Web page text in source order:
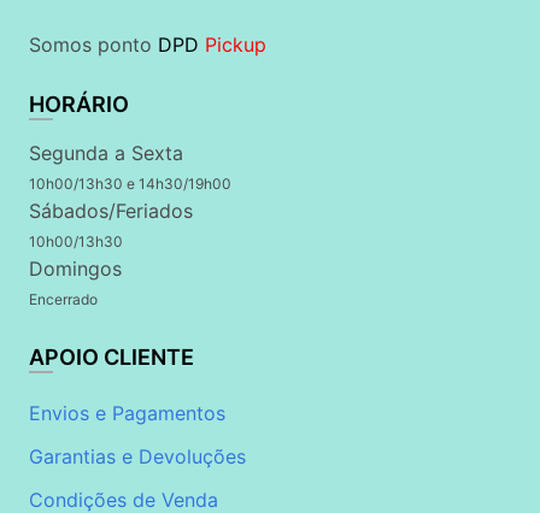
Somos ponto DPD Pickup
HORÁRIO
Segunda a Sexta
10h00/13h30 e 14h30/19h00
Sábados/Feriados
10h00/13h30
Domingos
Encerrado
APOIO CLIENTE
Envios e Pagamentos
Garantias e Devoluções
Condições de Venda